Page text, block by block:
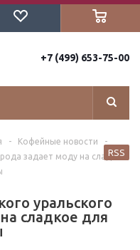
+7 (499) 653-75-00
- Кофейные новости
-
задает моду на сладкое
уральского
сладкое для
RSS